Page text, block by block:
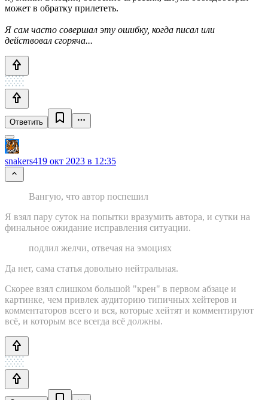
может в обратку прилететь.
Я сам часто совершал эту ошибку, когда писал или
действовал сгоряча...
Ответить
snakers419 окт 2023 в 12:35
Вангую, что автор поспешил
Я взял пару суток на попытки вразумить автора, и сутки на
финальное ожидание исправления ситуации.
подлил желчи, отвечая на эмоциях
Да нет, сама статья довольно нейтральная.
Скорее взял слишком большой "крен" в первом абзаце и
картинке, чем привлек аудиторию типичных хейтеров и
комментаторов всего и вся, которые хейтят и комментируют
всё, и которым все всегда всё должны.